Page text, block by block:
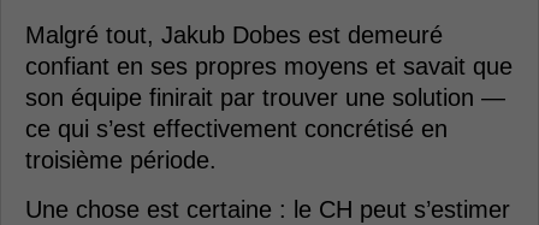
Malgré tout, Jakub Dobes est demeuré
confiant en ses propres moyens et savait que
son équipe finirait par trouver une solution —
ce qui s’est effectivement concrétisé en
troisième période.
Une chose est certaine : le CH peut s’estimer